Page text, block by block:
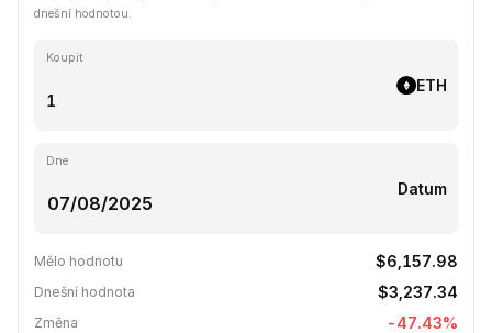
dnešní hodnotou.
Koupit
ETH
Dne
Datum
Mělo hodnotu $6,157.98
Dnešní hodnota $3,237.34
Změna -47.43%